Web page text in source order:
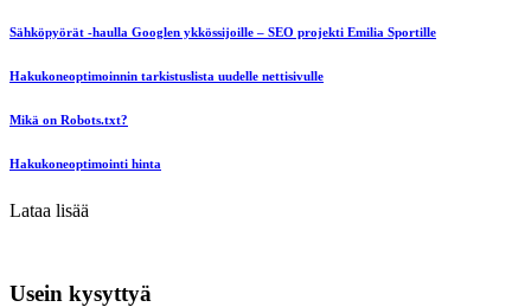
Sähköpyörät -haulla Googlen ykkössijoille – SEO projekti Emilia Sportille
Hakukoneoptimoinnin tarkistuslista uudelle nettisivulle
Mikä on Robots.txt?
Hakukoneoptimointi hinta
Lataa lisää
Usein kysyttyä